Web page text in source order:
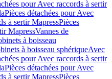
pour Avec raccords à sertir
Pièces détachées pour Avec
à sertir MapressPièces
MapressVannes de
à boisseau
à boisseau sphériqueAvec
pour Avec raccords à sertir
Pièces détachées pour Avec
à sertir MapressPièces